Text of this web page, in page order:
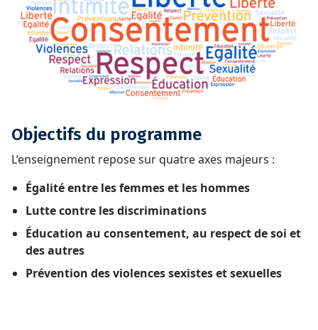
Objectifs du programme
L’enseignement repose sur quatre axes majeurs :
Égalité entre les femmes et les hommes
Lutte contre les discriminations
Éducation au consentement, au respect de soi et
des autres
Prévention des violences sexistes et sexuelles